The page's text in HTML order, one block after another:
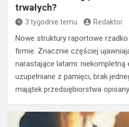
trwałych?
3 tygodnie temu Redaktor
Nowe struktury raportowe
firmie. Znacznie częściej
narastające latami: niekompletną
uzupełniane z pamięci, brak
majątek przedsiębiorstwa